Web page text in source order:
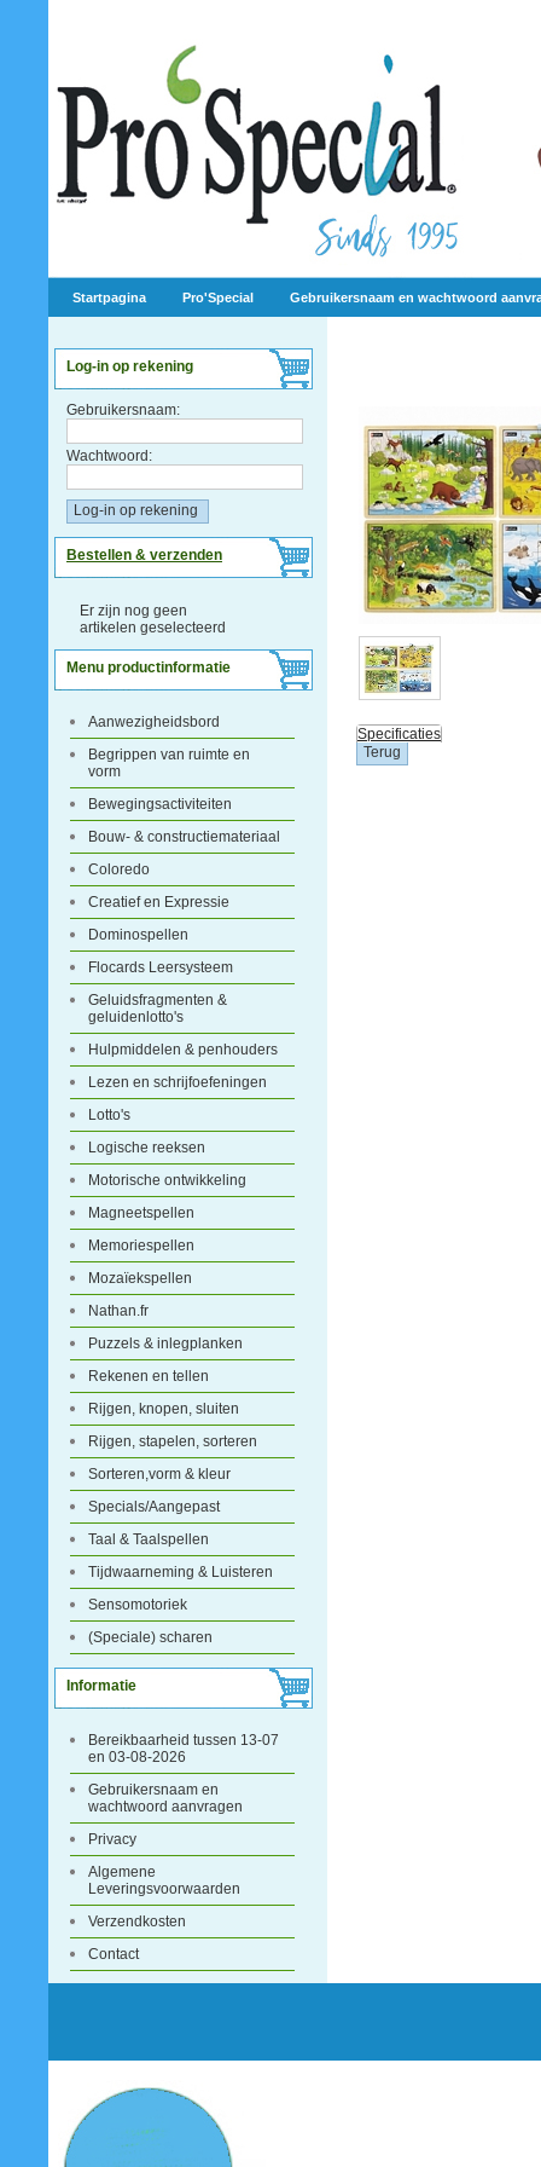
Startpagina Pro'Special Gebruikersnaam en wachtwoord
Log-in op rekening
Gebruikersnaam:
Wachtwoord:
Bestellen & verzenden
Er zijn nog geen
artikelen geselecteerd
Menu productinformatie
Aanwezigheidsbord
Begrippen van ruimte en
vorm
Bewegingsactiviteiten
Bouw- & constructiemateriaal
Coloredo
Creatief en Expressie
Dominospellen
Flocards Leersysteem
Geluidsfragmenten &
geluidenlotto's
Hulpmiddelen & penhouders
Lezen en schrijfoefeningen
Lotto's
Logische reeksen
Motorische ontwikkeling
Magneetspellen
Memoriespellen
Mozaïekspellen
Nathan.fr
Puzzels & inlegplanken
Rekenen en tellen
Rijgen, knopen, sluiten
Rijgen, stapelen, sorteren
Sorteren,vorm & kleur
Specials/Aangepast
Taal & Taalspellen
Tijdwaarneming & Luisteren
Sensomotoriek
(Speciale) scharen
Informatie
Bereikbaarheid tussen 13-07
en 03-08-2026
Gebruikersnaam en
wachtwoord aanvragen
Privacy
Algemene
Leveringsvoorwaarden
Verzendkosten
Contact
Specificaties